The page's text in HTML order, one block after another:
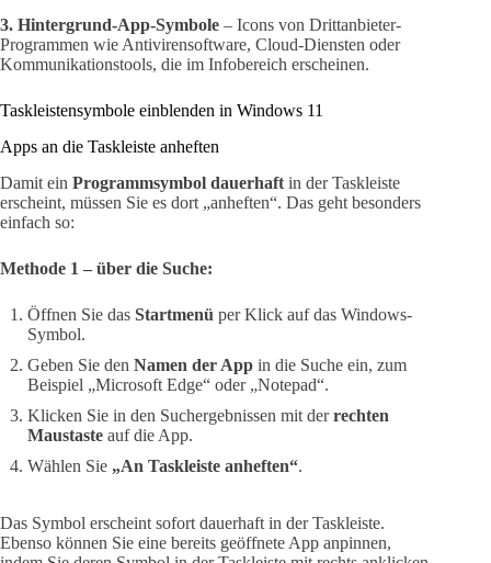
3. Hintergrund-App-Symbole – Icons von Drittanbieter-
Programmen wie Antivirensoftware, Cloud-Diensten oder
Kommunikationstools, die im Infobereich erscheinen.
Taskleistensymbole einblenden in Windows 11
Apps an die Taskleiste anheften
Damit ein Programmsymbol dauerhaft in der Taskleiste
erscheint, müssen Sie es dort „anheften“. Das geht besonders
einfach so:
Methode 1 – über die Suche:
Öffnen Sie das Startmenü per Klick auf das Windows-
Symbol.
Geben Sie den Namen der App in die Suche ein, zum
Beispiel „Microsoft Edge“ oder „Notepad“.
Klicken Sie in den Suchergebnissen mit derrechten
Maustaste auf die App.
Wählen Sie „An Taskleiste anheften“.
Das Symbol erscheint sofort dauerhaft in der Taskleiste.
Ebenso können Sie eine bereits geöffnete App anpinnen,